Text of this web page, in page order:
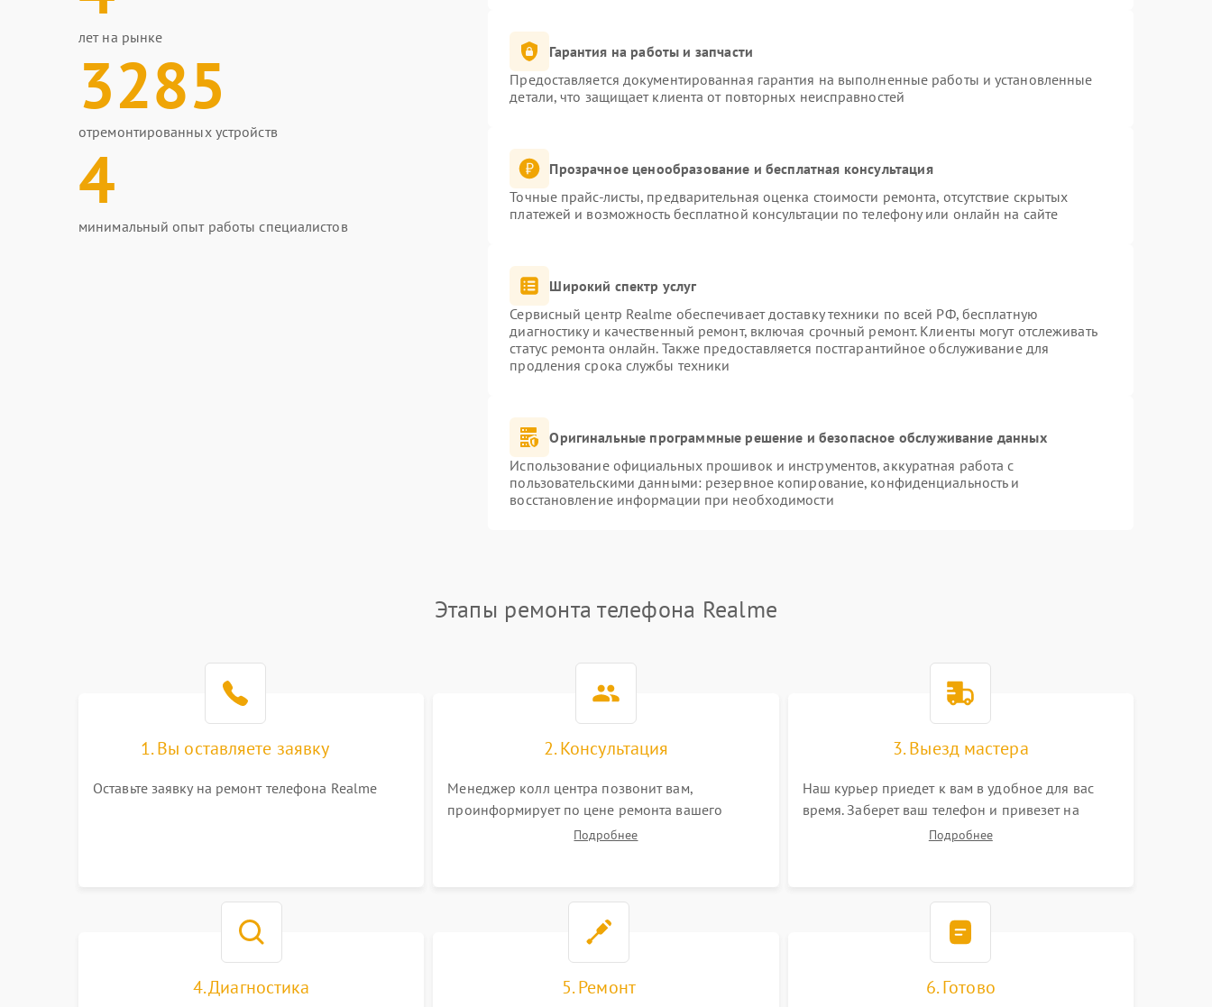
лет на рынке
3285
отремонтированных устройств
4
минимальный опыт работы специалистов
Гарантия на работы и запчасти
Предоставляется документированная гарантия на выполненные работы и установленные
детали, что защищает клиента от повторных неисправностей
Прозрачное ценообразование и бесплатная консультация
Точные прайс-листы, предварительная оценка стоимости ремонта, отсутствие скрытых
платежей и возможность бесплатной консультации по телефону или онлайн на сайте
Широкий спектр услуг
Сервисный центр Realme обеспечивает доставку техники по всей РФ, бесплатную
диагностику и качественный ремонт, включая срочный ремонт. Клиенты могут отслеживать
статус ремонта онлайн. Также предоставляется постгарантийное обслуживание для
продления срока службы техники
Оригинальные программные решение и безопасное обслуживание данных
Использование официальных прошивок и инструментов, аккуратная работа с
пользовательскими данными: резервное копирование, конфиденциальность и
восстановление информации при необходимости
Этапы ремонта телефона Realme
1. Вы оставляете заявку
Оставьте заявку на ремонт телефона Realme
2. Консультация
Менеджер колл центра позвонит вам,
проинформирует по цене ремонта вашего
телефона а также ответит на все ваши вопросы.
Подробнее
3. Выезд мастера
Наш курьер приедет к вам в удобное для вас
время. Заберет ваш телефон и привезет на
склад для диагностики.Подробнее
4. Диагностика 5. Ремонт 6. Готово